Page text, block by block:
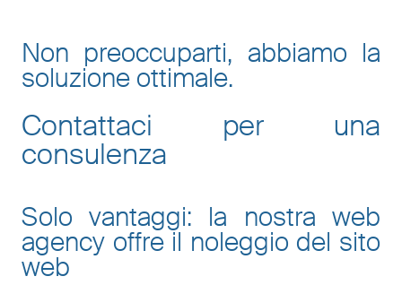
Non preoccuparti, abbiamo la
soluzione ottimale.
Contattaci per una
consulenza
Solo vantaggi: la nostra web
agency offre il noleggio del sito
web